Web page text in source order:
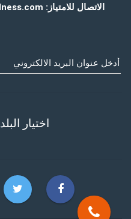
الاتصال للامتياز:
اختيار البلد